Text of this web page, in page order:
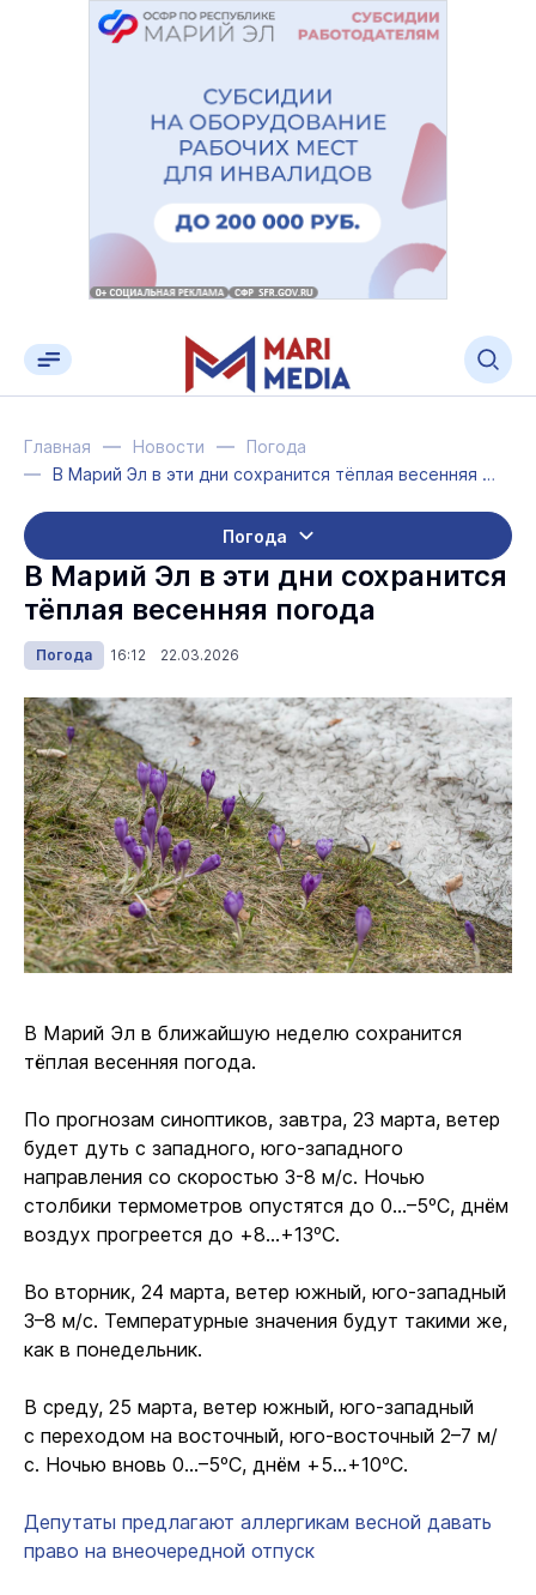
Главная Новости
Погода
В Марий Эл в эти дни сохранится тёплая весенняя погода
Погода
В Марий Эл в эти дни сохранится
тёплая весенняя погода
Погода 16:12 22.03.2026
В Марий Эл в ближайшую неделю сохранится
тёплая весенняя погода.
По прогнозам синоптиков, завтра, 23 марта, ветер
будет дуть с западного, юго-западного
направления со скоростью 3-8 м/с. Ночью
столбики термометров опустятся до 0…–5ºС, днём
воздух прогреется до +8…+13ºС.
Во вторник, 24 марта, ветер южный, юго-западный
3–8 м/с. Температурные значения будут такими же,
как в понедельник.
В среду, 25 марта, ветер южный, юго-западный
с переходом на восточный, юго-восточный 2–7 м/
с. Ночью вновь 0…–5ºС, днём +5…+10ºС.
Депутаты предлагают аллергикам весной давать
право на внеочередной отпуск